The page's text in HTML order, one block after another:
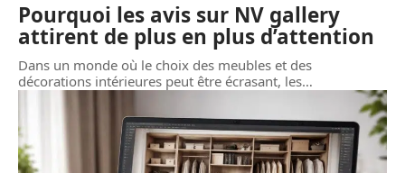
Pourquoi les avis sur NV gallery
attirent de plus en plus d’attention
Dans un monde où le choix des meubles et des
décorations intérieures peut être écrasant, les…